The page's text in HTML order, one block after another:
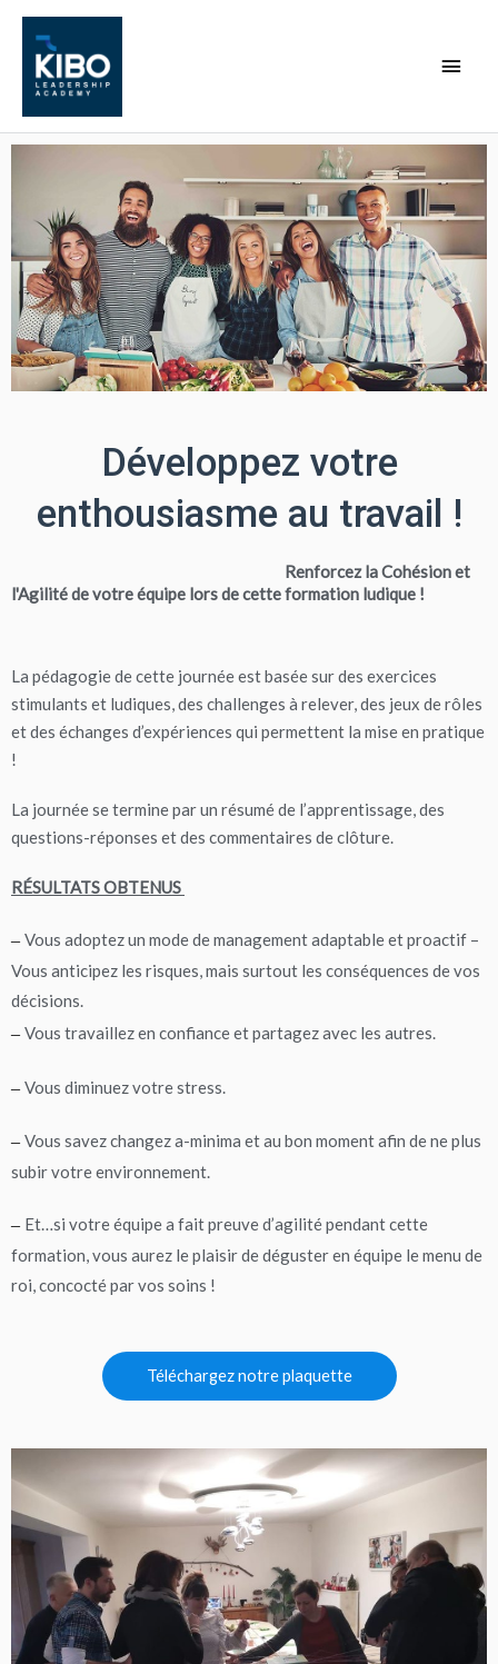
Développez votre
enthousiasme au travail !
Renforcez la Cohésion et
l'Agilité de votreéquipe lors de cette formation ludique !
La pédagogie de cette journée est basée sur des exercices
stimulants et ludiques, des challenges à relever, des jeux de rôles
et des échanges d’expériences qui permettent la mise en pratique
!
La journée se termine par un résumé de l’apprentissage, des
questions-réponses et des commentaires de clôture.
RÉSULTATS OBTENUS
– Vous adoptez un mode de management adaptable et proactif –
Vous anticipez les risques, mais surtout les conséquences de vos
décisions.
– Vous travaillez en confiance et partagez avec les autres.
– Vous diminuez votre stress.
– Vous savez changez a-minima et au bon moment afin de ne plus
subir votre environnement.
– Et…si votre équipe a fait preuve d’agilité pendant cette
formation, vous aurez le plaisir de déguster en équipe le menu de
roi, concocté par vos soins !
Téléchargez notre plaquette